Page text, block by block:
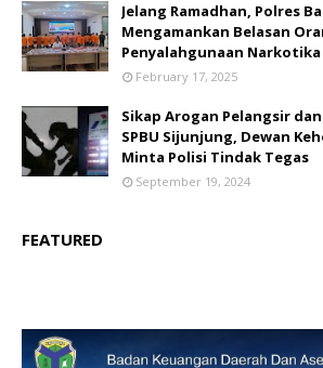
Jelang Ramadhan, Polres
Mengamankan Belasan
Penyalahgunaan Narkotika
February 17, 2025
Sikap Arogan Pelangsir
SPBU Sijunjung, Dewan
Minta Polisi Tindak Tegas
September 19, 2024
FEATURED